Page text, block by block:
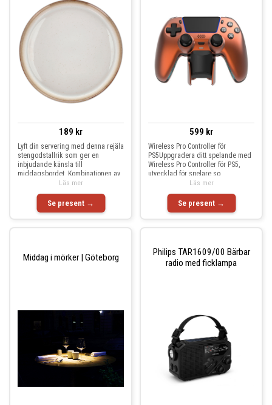
189 kr
Lyft din servering med denna rejäla
stengodstallrik som ger en
inbjudande känsla till
middagsbordet. Kombinationen av
Se present →
Läs mer
599 kr
Wireless Pro Controller för
PS5Uppgradera ditt spelande med
Wireless Pro Controller för PS5,
utvecklad för spelare so
Se present →
Läs mer
Middag i mörker | Göteborg
Philips TAR1609/00 Bärbar
radio med ficklampa